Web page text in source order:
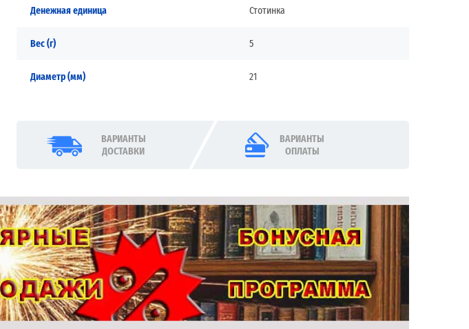
Денежная единица Стотинка
Вес (г) 5
Диаметр (мм) 21
ВАРИАНТЫ
ДОСТАВКИ
ВАРИАНТЫ
ОПЛАТЫ